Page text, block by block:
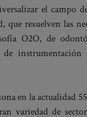
el campo
resuelven las
O2O, de
de
en la actualidad
variedad de